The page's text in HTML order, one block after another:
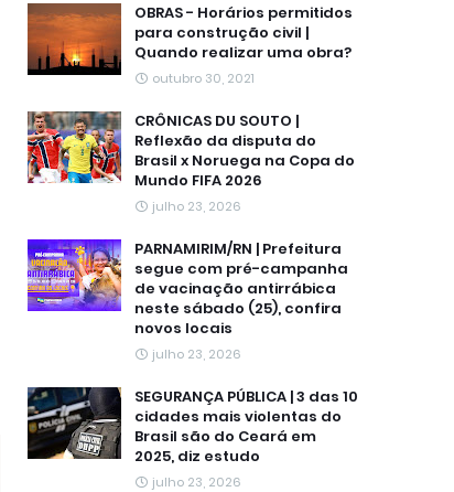
OBRAS - Horários permitidos
para construção civil |
Quando realizar uma obra?
outubro 30, 2021
CRÔNICAS DU SOUTO |
Reflexão da disputa do
Brasil x Noruega na Copa do
Mundo FIFA 2026
julho 23, 2026
PARNAMIRIM/RN | Prefeitura
segue com pré-campanha
de vacinação antirrábica
neste sábado (25), confira
novos locais
julho 23, 2026
SEGURANÇA PÚBLICA | 3 das 10
cidades mais violentas do
Brasil são do Ceará em
2025, diz estudo
julho 23, 2026